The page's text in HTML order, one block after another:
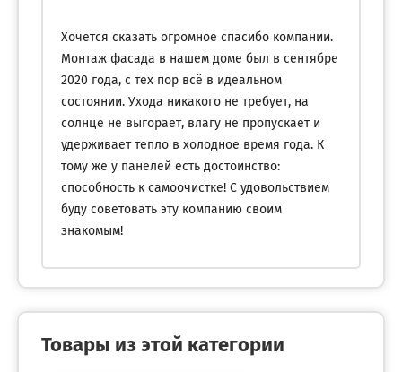
Хочется сказать огромное спасибо компании.
Монтаж фасада в нашем доме был в сентябре
2020 года, с тех пор всё в идеальном
состоянии. Ухода никакого не требует, на
солнце не выгорает, влагу не пропускает и
удерживает тепло в холодное время года. К
тому же у панелей есть достоинство:
способность к самоочистке! С удовольствием
буду советовать эту компанию своим
знакомым!
Товары из этой категории